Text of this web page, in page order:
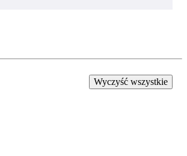
Wyczyść wszystkie